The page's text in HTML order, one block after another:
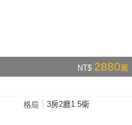
NT$ 2880萬
格局
3房2廳1.5衛